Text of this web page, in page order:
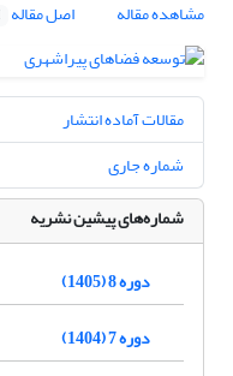
مشاهده مقاله
اصل مقاله
مقالات آماده انتشار
شماره جاری
شماره‌های پیشین نشریه
دوره 8 (1405)
دوره 7 (1404)